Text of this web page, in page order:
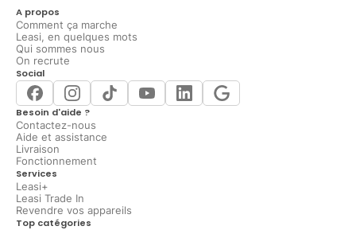
A propos
Comment ça marche
Leasi, en quelques mots
Qui sommes nous
On recrute
Social
Besoin d'aide ?
Contactez-nous
Aide et assistance
Livraison
Fonctionnement
Services
Leasi+
Leasi Trade In
Revendre vos appareils
Top catégories